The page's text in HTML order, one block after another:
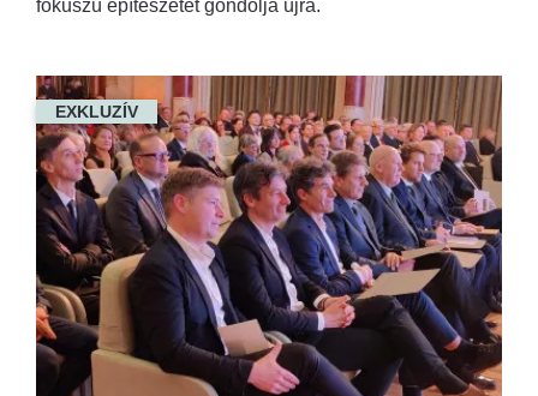
fókuszú építészetet gondolja újra.
EXKLUZÍV